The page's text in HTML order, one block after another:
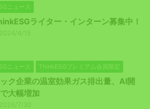
ニュース
ライター・インターン募集中！
2024/4/15
ニュース ThinkESGプレミアム会員限定
ク企業の温室効果ガス排出量、AI開
大幅増加
2026/7/30